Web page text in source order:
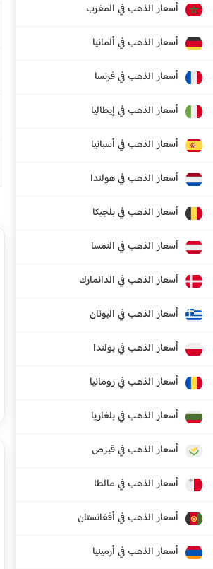
أسعار الذهب في المغرب
أسعار الذهب في ألمانيا
أسعار الذهب في فرنسا
أسعار الذهب في إيطاليا
أسعار الذهب في أسبانيا
أسعار الذهب في هولندا
أسعار الذهب في بلجيكا
أسعار الذهب في النمسا
أسعار الذهب في الدانمارك
أسعار الذهب في اليونان
أسعار الذهب في بولندا
أسعار الذهب في رومانيا
أسعار الذهب في بلغاريا
أسعار الذهب في قبرص
أسعار الذهب في مالطا
أسعار الذهب في أفغانستان
أسعار الذهب في أرمينيا